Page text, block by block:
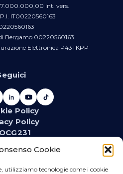
Cookie
utilizziamo tecnologie come i cookie
7.000.000,00 int. vers.
P.I. IT00220560163
Bergamo 00220560163
Elettronica P43TKPP
Policy
Policy
e contenuti dedicati.